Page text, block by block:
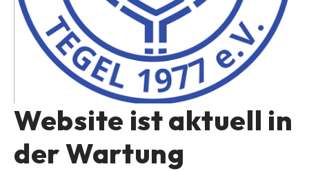
Website ist aktuell in
der Wartung